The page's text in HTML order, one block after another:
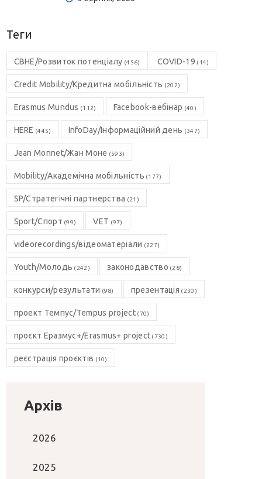
Теги
CBHE/Розвиток потенціалу (456) COVID-19 (14)
Credit Mobility/Кредитна мобільність (202)
Erasmus Mundus (112) Facebook-вебінар (40)
HERE (445) InfoDay/Інформаційний день (347)
Jean Monnet/Жан Моне (593)
Mobility/Академічна мобільність (177)
SP/Стратегічні партнерства (21)
Sport/Спорт (99) VET (97)
videorecordings/відеоматеріали (227)
Youth/Молодь (242) законодавство (28)
конкурси/результати (98) презентація (230)
проект Темпус/Tempus project(70)
проєкт Еразмус+/Erasmus+ project (730)
реєстрація проєктів (10)
Архів
2026
2025